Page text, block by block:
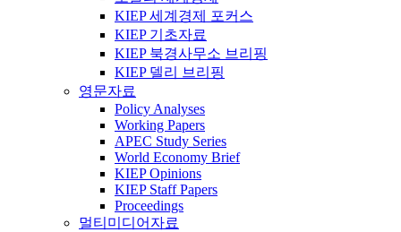
KIEP 세계경제 포커스
KIEP 기초자료
KIEP 북경사무소 브리핑
KIEP 델리 브리핑
영문자료
Policy Analyses
Working Papers
APEC Study Series
World Economy Brief
KIEP Opinions
KIEP Staff Papers
Proceedings
멀티미디어자료